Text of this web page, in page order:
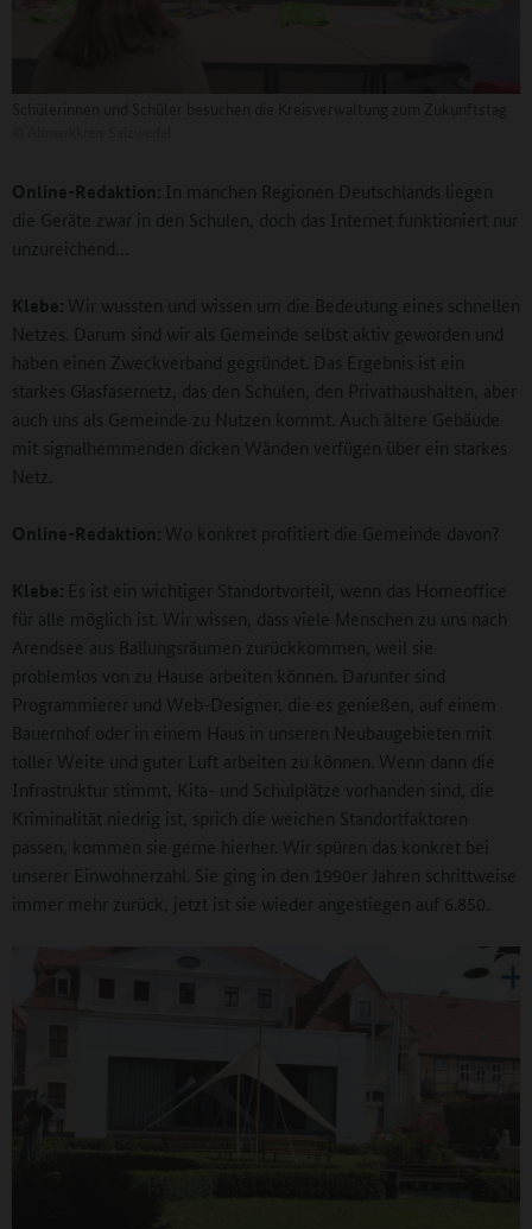
Online-Redaktion: In manchen Regionen Deutschlands liegen
die Geräte zwar in den Schulen, doch das Internet funktioniert nur
unzureichend…
Klebe: Wir wussten und wissen um die Bedeutung eines schnellen
Netzes. Darum sind wir als Gemeinde selbst aktiv geworden und
haben einen Zweckverband gegründet. Das Ergebnis ist ein
starkes Glasfasernetz, das den Schulen, den Privathaushalten, aber
auch uns als Gemeinde zu Nutzen kommt. Auch ältere Gebäude
mit signalhemmenden dicken Wänden verfügen über ein starkes
Netz.
Online-Redaktion: Wo konkret profitiert die Gemeinde davon?
Klebe: Es ist ein wichtiger Standortvorteil, wenn das Homeoffice
für alle möglich ist. Wir wissen, dass viele Menschen zu uns nach
Arendsee aus Ballungsräumen zurückkommen, weil sie
problemlos von zu Hause arbeiten können. Darunter sind
Programmierer und Web-Designer, die es genießen, auf einem
Bauernhof oder in einem Haus in unseren Neubaugebieten mit
toller Weite und guter Luft arbeiten zu können. Wenn dann die
Infrastruktur stimmt, Kita- und Schulplätze vorhanden sind, die
Kriminalität niedrig ist, sprich die weichen Standortfaktoren
passen, kommen sie gerne hierher. Wir spüren das konkret bei
unserer Einwohnerzahl. Sie ging in den 1990er Jahren schrittweise
immer mehr zurück, jetzt ist sie wieder angestiegen auf 6.850.